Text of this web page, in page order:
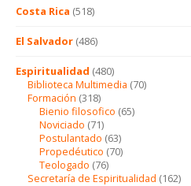
Costa Rica (518)
El Salvador (486)
Espiritualidad (480)
Biblioteca Multimedia (70)
Formación (318)
Bienio filosofico (65)
Noviciado (71)
Postulantado (63)
Propedéutico (70)
Teologado (76)
Secretaría de Espiritualidad (162)